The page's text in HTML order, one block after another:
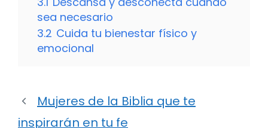
sea necesario
3.2 Cuida tu bienestar físico y
emocional
Mujeres de la Biblia que te
inspirarán en tu fe